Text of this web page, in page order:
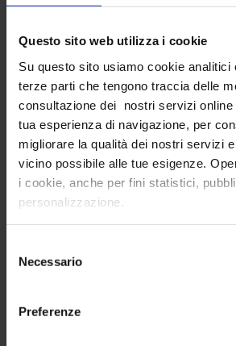
Questo sito web utilizza i cookie
Su questo sito usiamo cookie analitici
terze parti che tengono traccia delle
consultazione dei nostri servizi online
tua esperienza di navigazione, per
migliorare la qualità dei nostri servizi
vicino possibile alle tue esigenze.
i cookie, anche per fini statistici,
personalizzazione.
delNecessario
Preferenze